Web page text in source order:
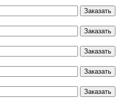
Заказать
Заказать
Заказать
Заказать
Заказать